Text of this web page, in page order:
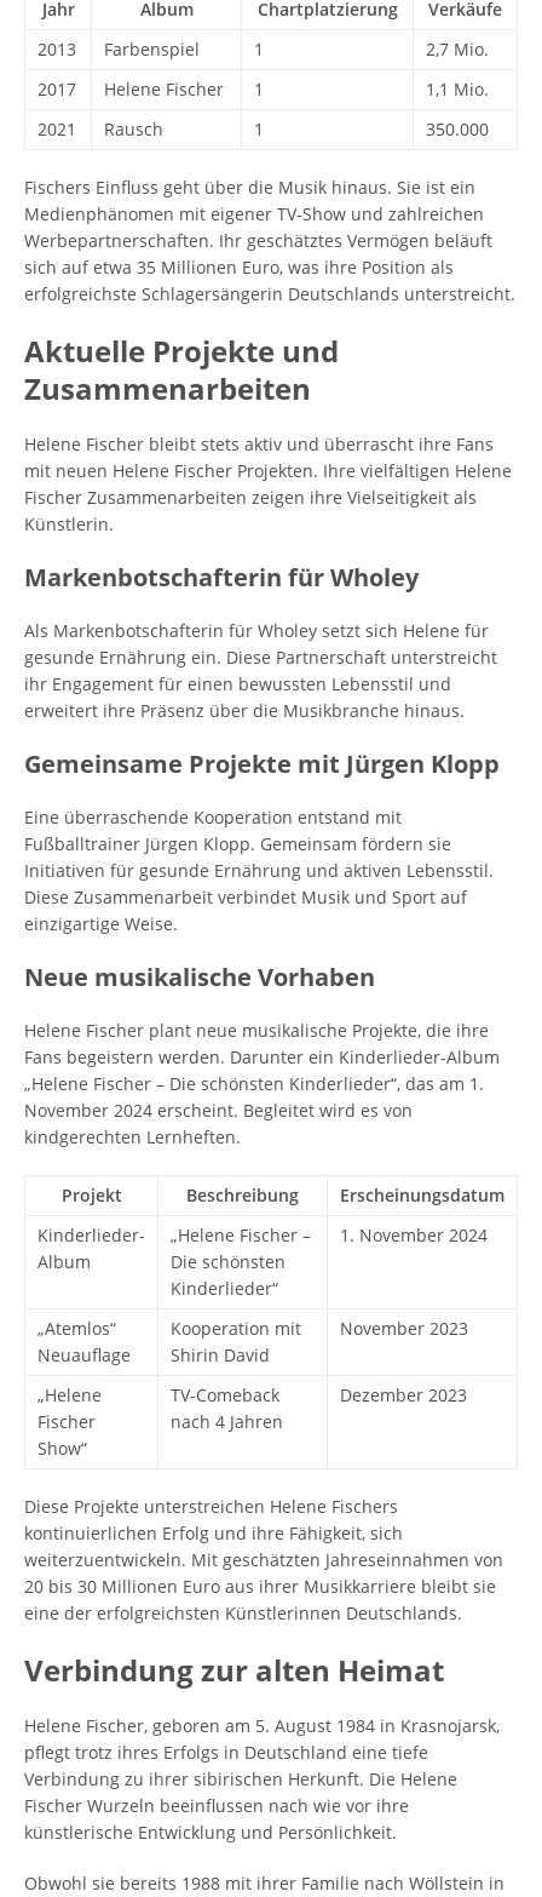
Jahr Album Chartplatzierung
Verkäufe
2013
Farbenspiel 1
2,7 Mio.
2017
Helene Fischer 1
1,1 Mio.
2021
Rausch 1 350.000
Fischers Einfluss geht über die Musik hinaus. Sie ist ein
Medienphänomen mit eigener TV-Show und zahlreichen
Werbepartnerschaften. Ihr geschätztes Vermögen beläuft
sich auf etwa 35 Millionen Euro, was ihre Position als
erfolgreichste Schlagersängerin Deutschlands unterstreicht.
Aktuelle Projekte und
Zusammenarbeiten
Helene Fischer bleibt stets aktiv und überrascht ihre Fans
mit neuen Helene Fischer Projekten. Ihre vielfältigen Helene
Fischer Zusammenarbeiten zeigen ihre Vielseitigkeit als
Künstlerin.
Markenbotschafterin für Wholey
Als Markenbotschafterin für Wholey setzt sich Helene für
gesunde Ernährung ein. Diese Partnerschaft unterstreicht
ihr Engagement für einen bewussten Lebensstil und
erweitert ihre Präsenz über die Musikbranche hinaus.
Gemeinsame Projekte mit Jürgen Klopp
Eine überraschende Kooperation entstand mit
Fußballtrainer Jürgen Klopp. Gemeinsam fördern sie
Initiativen für gesunde Ernährung und aktiven Lebensstil.
Diese Zusammenarbeit verbindet Musik und Sport auf
einzigartige Weise.
Neue musikalische Vorhaben
Helene Fischer plant neue musikalische Projekte, die ihre
Fans begeistern werden. Darunter ein Kinderlieder-Album
„Helene Fischer – Die schönsten Kinderlieder“, das am 1.
November 2024 erscheint. Begleitet wird es von
kindgerechten Lernheften.
Projekt Beschreibung
Erscheinungsdatum
Kinderlieder-
Album
„Helene Fischer –
Die schönsten
Kinderlieder“
1. November 2024
„Atemlos“
Neuauflage
Kooperation mit
Shirin David
November 2023
„Helene
Fischer
Show“
TV-Comeback
nach 4 Jahren
Dezember 2023
Diese Projekte unterstreichen Helene Fischers
kontinuierlichen Erfolg und ihre Fähigkeit, sich
weiterzuentwickeln. Mit geschätzten Jahreseinnahmen von
20 bis 30 Millionen Euro aus ihrer Musikkarriere bleibt sie
eine der erfolgreichsten Künstlerinnen Deutschlands.
Verbindung zur alten Heimat
Helene Fischer, geboren am 5. August 1984 in Krasnojarsk,
pflegt trotz ihres Erfolgs in Deutschland eine tiefe
Verbindung zu ihrer sibirischen Herkunft. Die Helene
Fischer Wurzeln beeinflussen nach wie vor ihre
künstlerische Entwicklung und Persönlichkeit.
Obwohl sie bereits 1988 mit ihrer Familie nach Wöllstein in